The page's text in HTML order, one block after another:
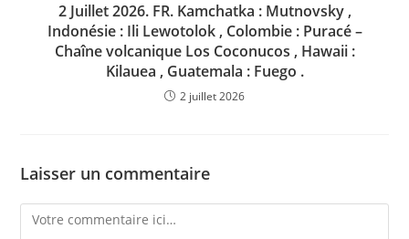
2 Juillet 2026. FR. Kamchatka : Mutnovsky ,
Indonésie : Ili Lewotolok , Colombie : Puracé –
Chaîne volcanique Los Coconucos , Hawaii :
Kilauea , Guatemala : Fuego .
2 juillet 2026
Laisser un commentaire
Comment